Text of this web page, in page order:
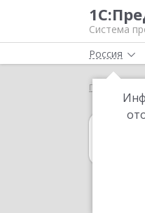
Система
Россия
Главная